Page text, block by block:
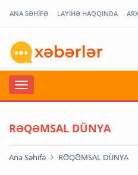
ANA SƏHİFƏ LAYİHƏ HAQQINDA
RƏQƏMSAL DÜNYA
Ana Səhifə RƏQƏMSAL DÜNYA